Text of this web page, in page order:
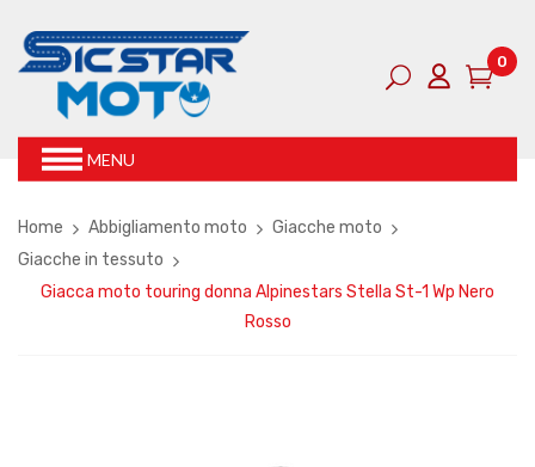
0
MENU
Home Abbigliamento moto
Giacche moto
Giacche in tessuto
Giacca moto touring donna Alpinestars Stella St-1 Wp Nero
Rosso